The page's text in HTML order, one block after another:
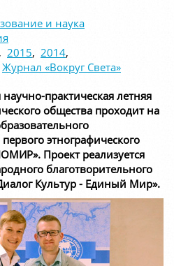
и наука
, 2015, 2014,
Журнал «Вокруг Света»
практическая летняя
общества проходит на
этнографического
Проект реализуется
благотворительного
Культур - Единый Мир».